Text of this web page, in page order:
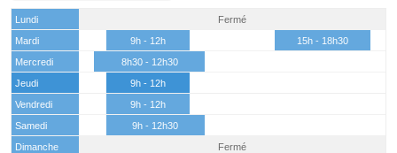
Lundi
Fermé
Mardi
9h - 12h
15h - 18h30
Mercredi
8h30 - 12h30
Jeudi
9h - 12h
Vendredi
9h - 12h
Samedi
9h - 12h30
Dimanche
Fermé